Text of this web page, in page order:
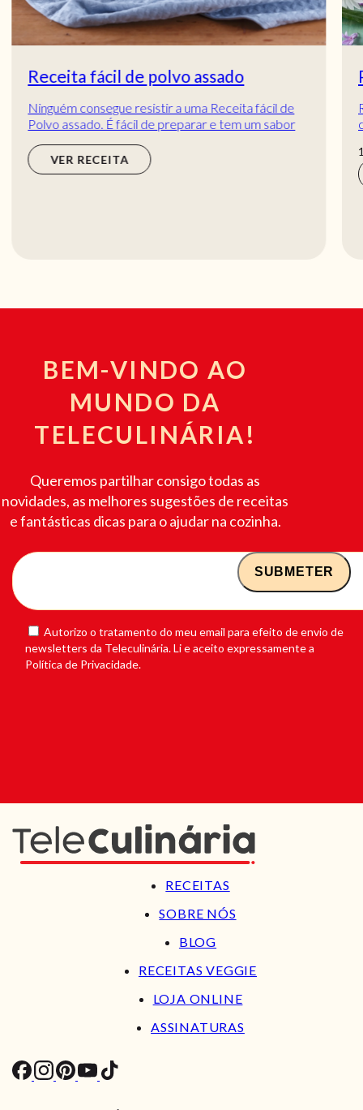
Pudim de manga
Receita de Pudim de manga. Descubra como
cozinhar a receita de Pudim de manga de maneira
VER RECEITA
BEM-VINDO AO
MUNDO DA
TELECULINÁRIA!
Queremos partilhar consigo todas as
novidades, as melhores sugestões de receitas
e fantásticas dicas para o ajudar na cozinha.
Autorizo o tratamento do meu email para efeito de envio de
newsletters da Teleculinária. Li e aceito expressamente a
Política de Privacidade.
RECEITAS
SOBRE NÓS
BLOG
RECEITAS VEGGIE
LOJA ONLINE
ASSINATURAS